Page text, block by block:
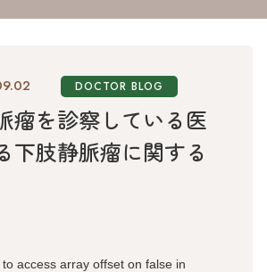
DOCTOR BLOG
瘤を診察している医
下肢静脈瘤に関する
to access array offset on false in